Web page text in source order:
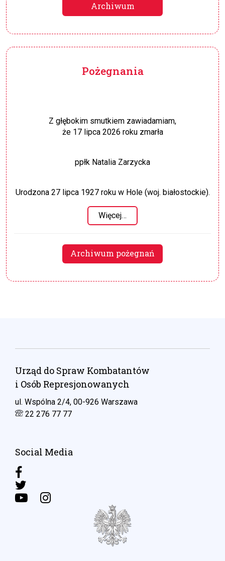
Archiwum
Pożegnania
Z głębokim smutkiem zawiadamiam,
że 17 lipca 2026 roku zmarła
ppłk Natalia Zarzycka
Urodzona 27 lipca 1927 roku w Hole (woj. białostockie).
Więcej…
Archiwum pożegnań
Urząd do Spraw Kombatantów
i Osób Represjonowanych
ul. Wspólna 2/4, 00-926 Warszawa
22 276 77 77
Social Media